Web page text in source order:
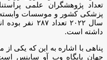
تعداد پژوهشگران علمی
سال ۲۰۲۲
داشته است.
پناهی با اشاره به این که یکی